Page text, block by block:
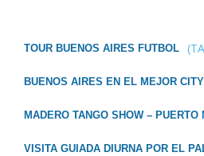
TOUR BUENOS AIRES FUTBOL
BUENOS AIRES EN EL MEJOR
MADERO TANGO SHOW – PUERTO
VISITA GUIADA DIURNA POR EL